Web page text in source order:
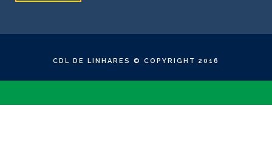
CDL DE LINHARES © COPYRIGHT 2016